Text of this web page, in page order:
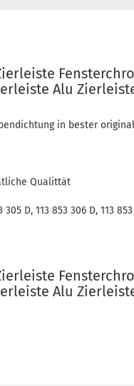
Alu
in bester
Qualittät
305 D, 113 853 306 D, 113
Alu